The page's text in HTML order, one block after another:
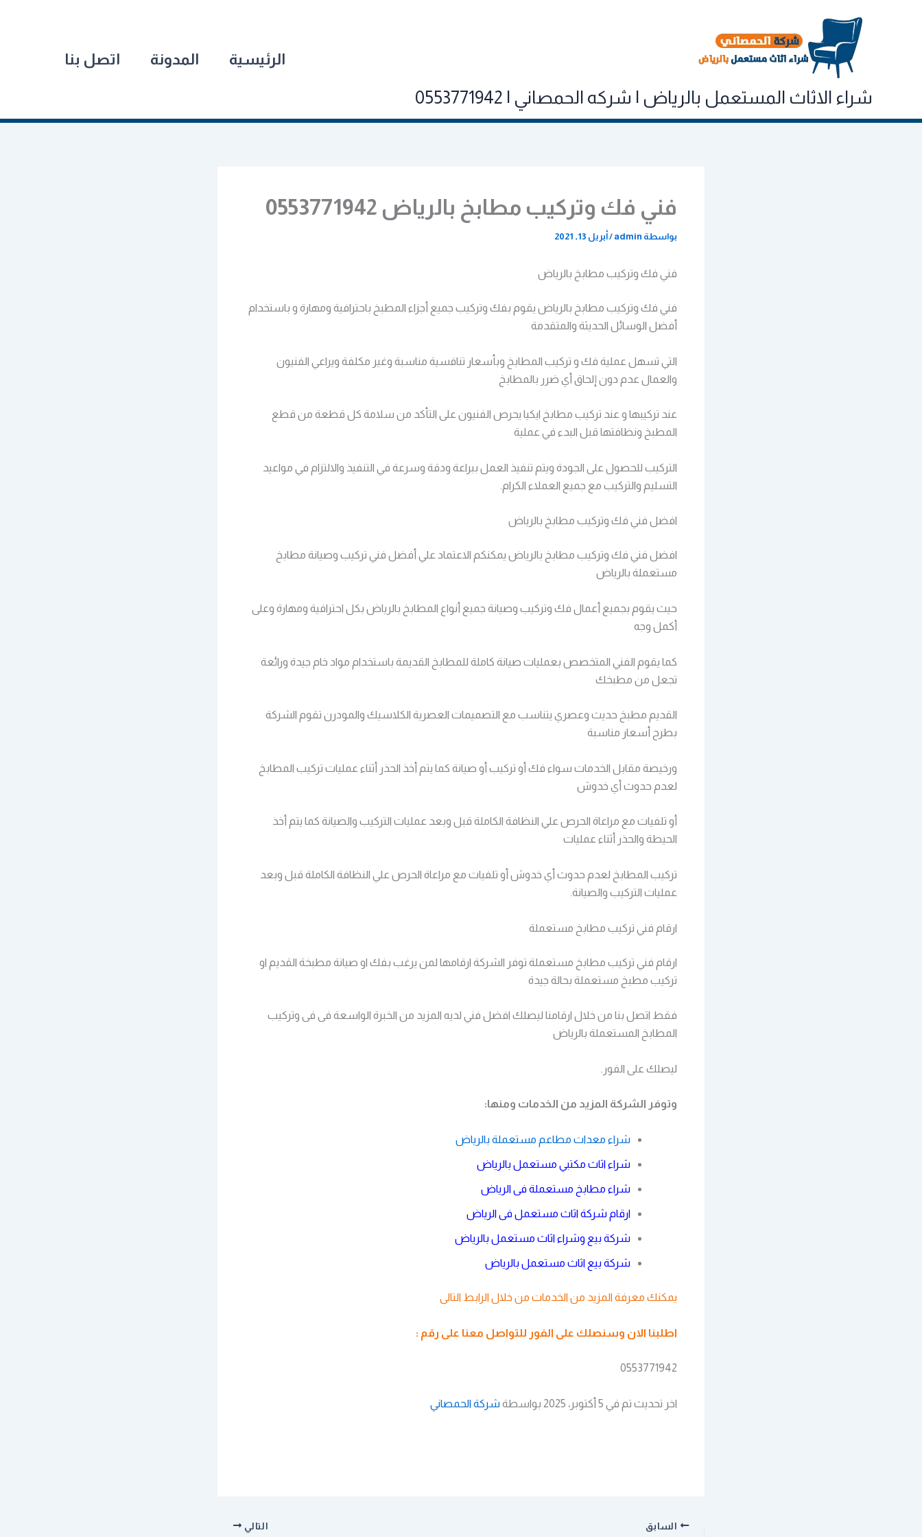
شراء الاثاث المستعمل بالرياض | شركه الحمصاني | 0553771942
الرئيسية المدونة اتصل بنا
فني فك وتركيب مطابخ بالرياض 0553771942
بواسطة admin
/أبريل 13, 2021
فني فك وتركيب مطابخ بالرياض
فني فك وتركيب مطابخ بالرياض يقوم بفك وتركيب جميع أجزاء المطبخ باحترافية ومهارة و باستخدام
أفضل الوسائل الحديثة والمتقدمة
التي تسهل عملية فك و تركيب المطابخ وبأسعار تنافسية مناسبة وغير مكلفة ويراعي الفنيون
والعمال عدم دون إلحاق أي ضرر بالمطابخ
عند تركيبها و عند تركيب مطابخ ايكيا يحرص الفنيون على التأكد من سلامة كل قطعة من قطع
المطبخ ونظافتها قبل البدء في عملية
التركيب للحصول على الجودة ويتم تنفيذ العمل ببراعة ودقة وسرعة في التنفيذ والالتزام في مواعيد
التسليم والتركيب مع جميع العملاء الكرام.
افضل فني فك وتركيب مطابخ بالرياض
افضل فني فك وتركيب مطابخ بالرياض يمكنكم الاعتماد علي أفضل فني تركيب وصيانة مطابخ
مستعملة بالرياض
حيث يقوم بجميع أعمال فك وتركيب وصيانة جميع أنواع المطابخ بالرياض بكل احترافية ومهارة وعلى
أكمل وجه
كما يقوم الفني المتخصص بعمليات صيانة كاملة للمطابخ القديمة باستخدام مواد خام جيدة ورائعة
تجعل من مطبخك
القديم مطبخ حديث وعصري يتناسب مع التصميمات العصرية الكلاسيك والمودرن تقوم الشركة
بطرح أسعار مناسبة
ورخيصة مقابل الخدمات سواء فك أو تركيب أو صيانة كما يتم أخذ الحذر أثناء عمليات تركيب المطابخ
لعدم حدوث أي خدوش
أو تلفيات مع مراعاة الحرص علي النظافة الكاملة قبل وبعد عمليات التركيب والصيانة كما يتم أخذ
الحيطة والحذر أثناء عمليات
تركيب المطابخ لعدم حدوث أي خدوش أو تلفيات مع مراعاة الحرص علي النظافة الكاملة قبل وبعد
عمليات التركيب والصيانة.
ارقام فني تركيب مطابخ مستعملة
ارقام فني تركيب مطابخ مستعملة توفر الشركة ارقامها لمن يرغب بفك او صيانة مطبخة القديم او
تركيب مطبخ مستعملة بحالة جيدة
فقط اتصل بنا من خلال ارقامنا ليصلك افضل فني لديه المزيد من الخبرة الواسعة فى فى وتركيب
المطابخ المستعملة بالرياض
ليصلك على الفور.
وتوفر الشركة المزيد من الخدمات ومنها:
شراء معدات مطاعم مستعملة بالرياض
شراء اثاث مكتبي مستعمل بالرياض
شراء مطابخ مستعملة فى الرياض
ارقام شركة اثاث مستعمل فى الرياض
شركة بيع وشراء اثاث مستعمل بالرياض
شركة بيع اثاث مستعمل بالرياض
يمكنك معرفة المزيد من الخدمات من خلال الرابط التالى
اطلبنا الان وسنصلك على الفور للتواصل معنا على رقم :
0553771942
اخر تحديث تم في 5 أكتوبر، 2025 بواسطة شركة الحمصاني
السابق التالي